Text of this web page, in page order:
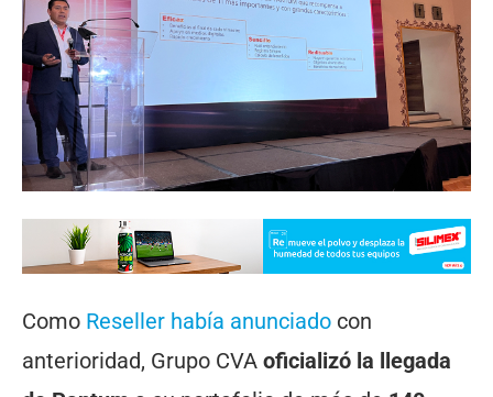
Como Reseller había anunciado con
anterioridad, Grupo CVA oficializó la llegada